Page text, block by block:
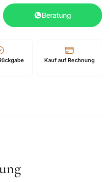
Beratung
Kauf auf Rechnung